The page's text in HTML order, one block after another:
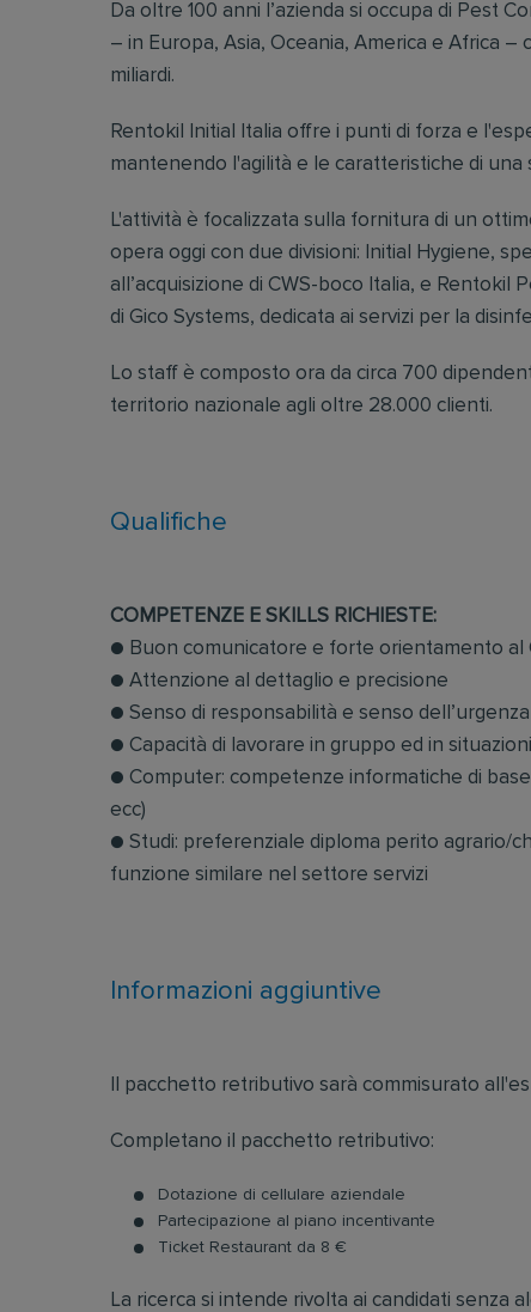
Da oltre 100 anni l’azienda si occupa di Pest
– in Europa, Asia, Oceania, America e Africa
miliardi.
Rentokil Initial Italia offre i punti di forza e
mantenendo l'agilità e le caratteristiche di una
L'attività è focalizzata sulla fornitura di un
opera oggi con due divisioni: Initial Hygiene,
all’acquisizione di CWS-boco Italia, e Rentokil
di Gico Systems, dedicata ai servizi per la
Lo staff è composto ora da circa 700
territorio nazionale agli oltre 28.000 clienti.
Qualifiche
COMPETENZE E SKILLS RICHIESTE:
● Buon comunicatore e forte orientamento al
● Attenzione al dettaglio e precisione
● Senso di responsabilità e senso dell’urgenza
● Capacità di lavorare in gruppo ed in
● Computer: competenze informatiche di
ecc)
● Studi: preferenziale diploma perito agrario/
funzione similare nel settore servizi
Informazioni aggiuntive
Il pacchetto retributivo sarà commisurato
Completano il pacchetto retributivo:
Dotazione di cellulare aziendale
Partecipazione al piano incentivante
Ticket Restaurant da 8 €
La ricerca si intende rivolta ai candidati senza